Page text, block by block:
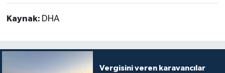
Kaynak: DHA
Vergisini veren karavancılar